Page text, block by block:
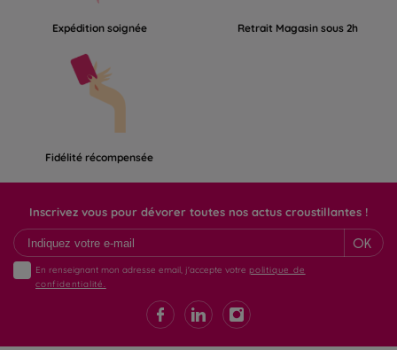
Expédition soignée Retrait Magasin sous 2h
Fidélité récompensée
Inscrivez vous pour dévorer toutes nos actus croustillantes !
OK
En renseignant mon adresse email, j'accepte votre politique de
confidentialité.